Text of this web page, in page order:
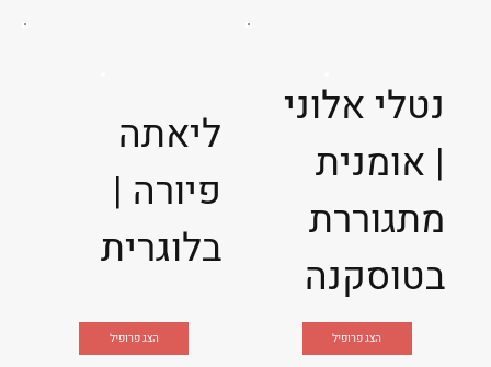
ליאתה
פיורה |
בלוגרית
הצג פרופיל
נטלי אלוני
| אומנית
מתגוררת
בטוסקנה
הצג פרופיל